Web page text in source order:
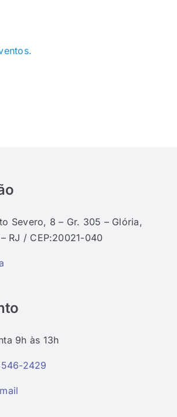
Severo, 8 – Gr. 305 – Glória,
RJ / CEP:20021-040
9h às 13h
2429